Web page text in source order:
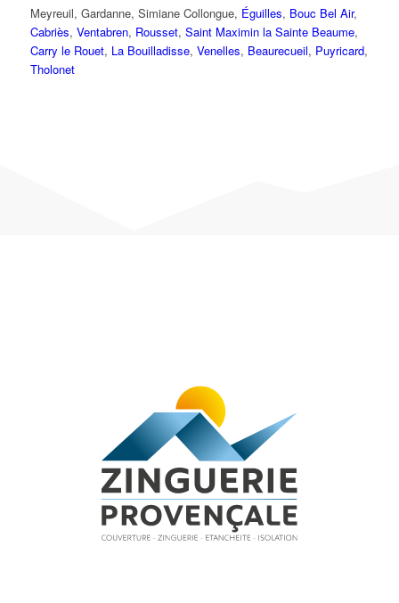
Meyreuil, Gardanne, Simiane Collongue, Éguilles, Bouc Bel Air,
Cabriès, Ventabren, Rousset, Saint Maximin la Sainte Beaume,
Carry le Rouet, La Bouilladisse, Venelles, Beaurecueil, Puyricard,
Tholonet